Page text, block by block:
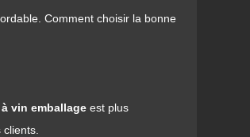
Comment choisir la bonne
vin emballageest plus